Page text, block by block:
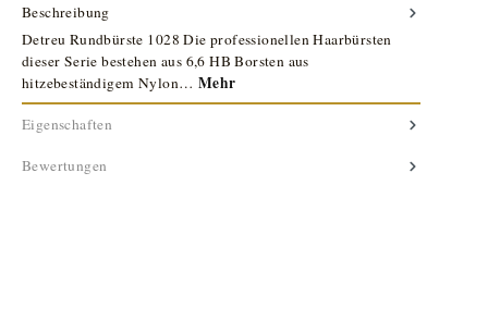
Beschreibung
Detreu Rundbürste 1028 Die professionellen Haarbürsten
dieser Serie bestehen aus 6,6 HB Borsten aus
hitzebeständigem Nylon… Mehr
Eigenschaften
Bewertungen